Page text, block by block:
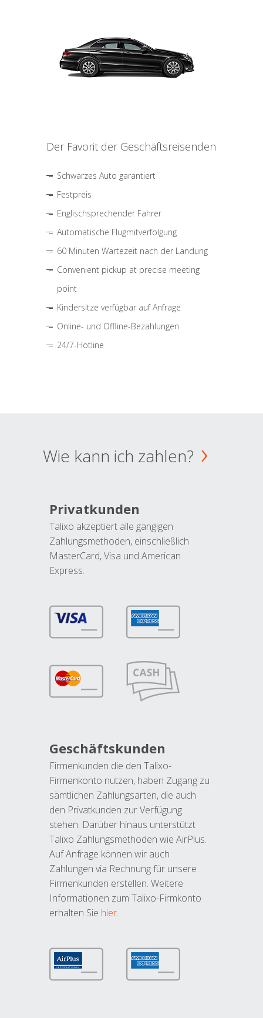
Der Favorit der Geschäftsreisenden
Schwarzes Auto garantiert
Festpreis
Englischsprechender Fahrer
Automatische Flugmitverfolgung
60 Minuten Wartezeit nach der Landung
Convenient pickup at precise meeting
point
Kindersitze verfügbar auf Anfrage
Online- und Offline-Bezahlungen
24/7-Hotline
Wie kann ich zahlen?
Privatkunden
Talixo akzeptiert alle gängigen
Zahlungsmethoden, einschließlich
MasterCard, Visa und American
Express.
Geschäftskunden
Firmenkunden die den Talixo-
Firmenkonto nutzen, haben Zugang zu
sämtlichen Zahlungsarten, die auch
den Privatkunden zur Verfügung
stehen. Darüber hinaus unterstützt
Talixo Zahlungsmethoden wie AirPlus.
Auf Anfrage können wir auch
Zahlungen via Rechnung für unsere
Firmenkunden erstellen. Weitere
Informationen zum Talixo-Firmkonto
erhalten Sie hier.